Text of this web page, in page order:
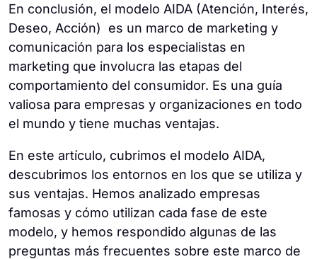
fidelización del cliente.
Además, asume un proceso racional de
toma de decisiones y deja de lado las
influencias emocionales. El tratamiento
homogéneo de la audiencia y la visión
simplificada de las motivaciones que ofrece
de complementarlo con estrategias que
tengan en cuenta la naturaleza diversa y
dinámica de las interacciones de los
consumidores.
medición y optimización, es una herramienta
inestimable para que los profesionales del
marketing inciten a sus clientes/público a
actuar y comprar.
modelo PAS (Problema, Agitación, Solución)
es un modelo eficaz para abordar los puntos
de dolor y presentar soluciones. También
existe el modelo DRIP (Decision, Research,
Information, Purchase), que es un proceso
de toma de decisiones. Los profesionales
del marketing suelen elegir o adaptar estos
comunicación específicos.
En conclusión, el modelo AIDA (Atención, Interés,
Deseo, Acción) es un marco de marketing y
comunicación para los especialistas en
marketing que involucra las etapas del
comportamiento del consumidor. Es una guía
valiosa para empresas y organizaciones en todo
el mundo y tiene muchas ventajas.
En este artículo, cubrimos el modelo AIDA,
descubrimos los entornos en los que se utiliza y
sus ventajas. Hemos analizado empresas
famosas y cómo utilizan cada fase de este
modelo, y hemos respondido algunas de las
preguntas más frecuentes sobre este marco de